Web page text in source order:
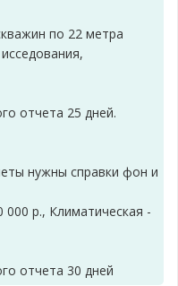
по 22 метра
отчета 25 дней.
нужны справки фон и
р., Климатическая -
отчета 30 дней